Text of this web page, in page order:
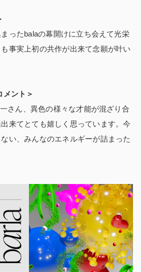
ったbalaの幕開けに立ち会えて光栄
事実上初の共作が出来て念願が叶い
メント＞
さん、異色の様々な才能が混ざり合
来てとても嬉しく思っています。今
い、みんなのエネルギーが詰まった